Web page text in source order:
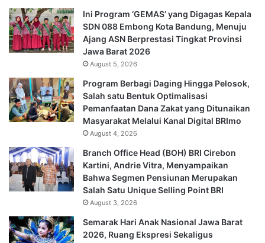
Ini Program ‘GEMAS’ yang Digagas Kepala
SDN 088 Embong Kota Bandung, Menuju
Ajang ASN Berprestasi Tingkat Provinsi
Jawa Barat 2026
August 5, 2026
Program Berbagi Daging Hingga Pelosok,
Salah satu Bentuk Optimalisasi
Pemanfaatan Dana Zakat yang Ditunaikan
Masyarakat Melalui Kanal Digital BRImo
August 4, 2026
Branch Office Head (BOH) BRI Cirebon
Kartini, Andrie Vitra, Menyampaikan
Bahwa Segmen Pensiunan Merupakan
Salah Satu Unique Selling Point BRI
August 3, 2026
Semarak Hari Anak Nasional Jawa Barat
2026, Ruang Ekspresi Sekaligus